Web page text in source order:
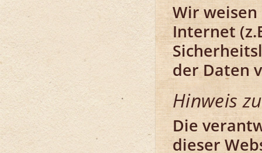
Wir
Internet
der Daten
Hinweis
Die
dieser